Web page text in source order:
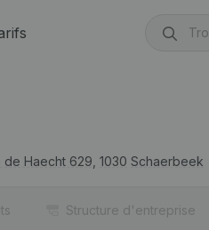
de Haecht 629, 1030 Schaerbeek
Structure d'entreprise